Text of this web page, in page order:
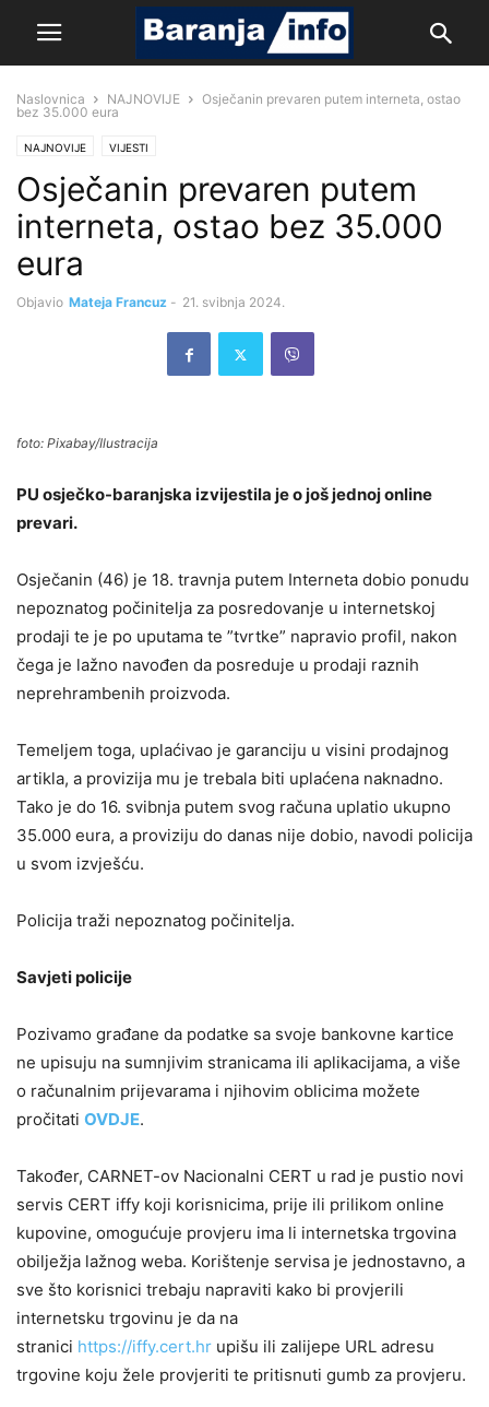
Naslovnica NAJNOVIJE
Osječanin prevaren putem interneta, ostao
bez 35.000 eura
NAJNOVIJE VIJESTI
Osječanin prevaren putem
interneta, ostao bez 35.000
eura
Objavio Mateja Francuz - 21. svibnja 2024.
foto: Pixabay/Ilustracija
PU osječko-baranjska izvijestila je o još jednoj online
prevari.
Osječanin (46) je 18. travnja putem Interneta dobio ponudu
nepoznatog počinitelja za posredovanje u internetskoj
prodaji te je po uputama te ”tvrtke” napravio profil, nakon
čega je lažno navođen da posreduje u prodaji raznih
neprehrambenih proizvoda.
Temeljem toga, uplaćivao je garanciju u visini prodajnog
artikla, a provizija mu je trebala biti uplaćena naknadno.
Tako je do 16. svibnja putem svog računa uplatio ukupno
35.000 eura, a proviziju do danas nije dobio, navodi policija
u svom izvješću.
Policija traži nepoznatog počinitelja.
Savjeti policije
Pozivamo građane da podatke sa svoje bankovne kartice
ne upisuju na sumnjivim stranicama ili aplikacijama, a više
o računalnim prijevarama i njihovim oblicima možete
pročitati OVDJE.
Također, CARNET-ov Nacionalni CERT u rad je pustio novi
servis CERT iffy koji korisnicima, prije ili prilikom online
kupovine, omogućuje provjeru ima li internetska trgovina
obilježja lažnog weba. Korištenje servisa je jednostavno, a
sve što korisnici trebaju napraviti kako bi provjerili
internetsku trgovinu je da na
stranici https://iffy.cert.hr upišu ili zalijepe URL adresu
trgovine koju žele provjeriti te pritisnuti gumb za provjeru.